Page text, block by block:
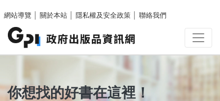
網站導覽
關於本站 隱私權及安全政策 聯絡我們
你想找的好書在這裡！